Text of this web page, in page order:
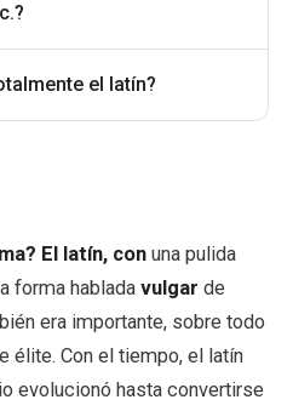
el latín?
El latín, con una pulida
forma hablada vulgar de
era importante, sobre todo
élite. Con el tiempo, el latín
evolucionó hasta convertirse